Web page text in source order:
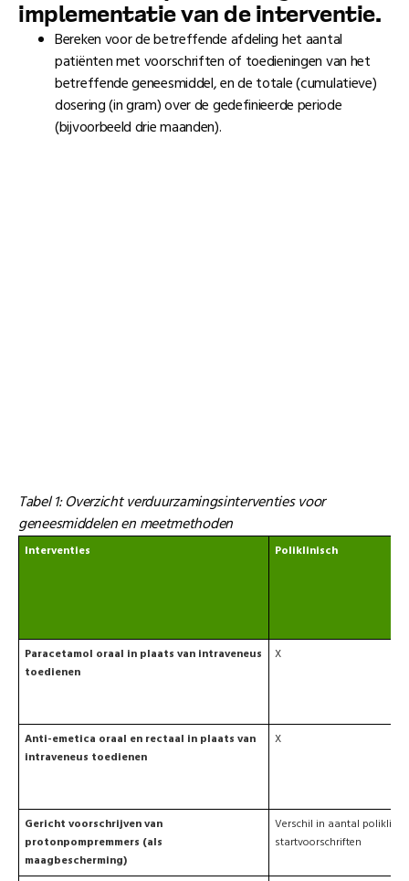
implementatie van de interventie.
Bereken voor de betreffende afdeling het aantal
patiënten met voorschriften of toedieningen van het
betreffende geneesmiddel, en de totale (cumulatieve)
dosering (in gram) over de gedefinieerde periode
(bijvoorbeeld drie maanden).
Tabel 1: Overzicht verduurzamingsinterventies voor
geneesmiddelen en meetmethoden
Interventies Poliklinisch
Paracetamol oraal in plaats van intraveneus
toedienen
X
Anti-emetica oraal en rectaal in plaats van
intraveneus toedienen
X
Gericht voorschrijven van
protonpompremmers (als
maagbescherming)
Verschil in aantal
startvoorschriften